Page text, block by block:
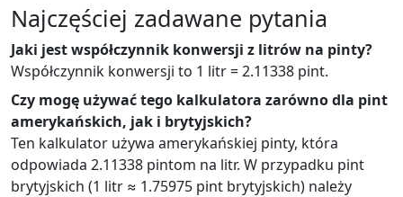
Najczęściej zadawane pytania
Jaki jest współczynnik konwersji z litrów na pinty?
Współczynnik konwersji to 1 litr = 2.11338 pint.
Czy mogę używać tego kalkulatora zarówno dla pint
amerykańskich, jak i brytyjskich?
Ten kalkulator używa amerykańskiej pinty, która
odpowiada 2.11338 pintom na litr. W przypadku pint
brytyjskich (1 litr ≈ 1.75975 pint brytyjskich) należy